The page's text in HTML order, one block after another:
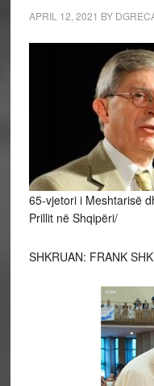
APRIL 12, 2021 BY
65-vjetori i Meshtarisë
Prillit në Shqipëri/
SHKRUAN: FRANK